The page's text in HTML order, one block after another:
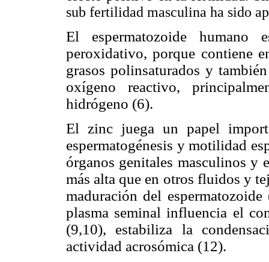
sub fertilidad masculina ha sido
El espermatozoide humano
peroxidativo, porque contiene
grasos polinsaturados y
oxígeno reactivo,
hidrógeno (6).
El zinc juega un papel
espermatogénesis y motilidad
órganos genitales masculinos y
más alta que en otros fluidos y
maduración del
plasma seminal influencia el
(9,10), estabiliza la
actividad acrosómica (12).